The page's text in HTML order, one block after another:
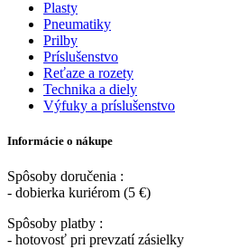
Plasty
Pneumatiky
Prilby
Príslušenstvo
Reťaze a rozety
Technika a diely
Výfuky a príslušenstvo
Informácie o nákupe
Spôsoby doručenia :
- dobierka kuriérom (5 €)
Spôsoby platby :
- hotovosť pri prevzatí zásielky